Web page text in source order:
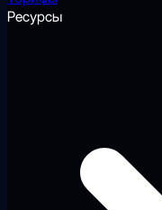
Ресурсы